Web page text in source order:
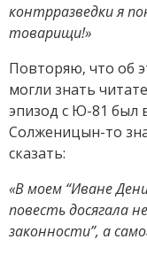
контрразведки я
товарищи!»
Повторяю, что об
могли знать
эпизод с Ю-81 был
Солженицын-то
сказать:
«В моем “Иване
повесть досягала
законности”, а